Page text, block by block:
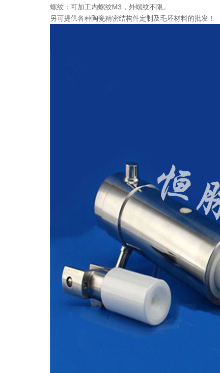
螺纹：可加工内螺纹M3，外螺纹不限。
另可提供各种陶瓷精密结构件定制及毛坯材料的批发！